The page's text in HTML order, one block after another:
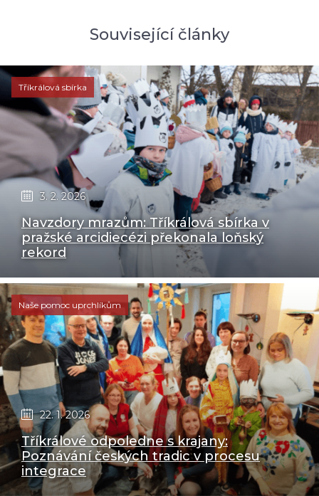
Související články
Tříkrálová sbírka
3. 2. 2026
Navzdory mrazům: Tříkrálová sbírka v
pražské arcidiecézi překonala loňský
rekord
Naše pomoc uprchlíkům
22. 1. 2026
Tříkrálové odpoledne s krajany:
Poznávání českých tradic v procesu
integrace